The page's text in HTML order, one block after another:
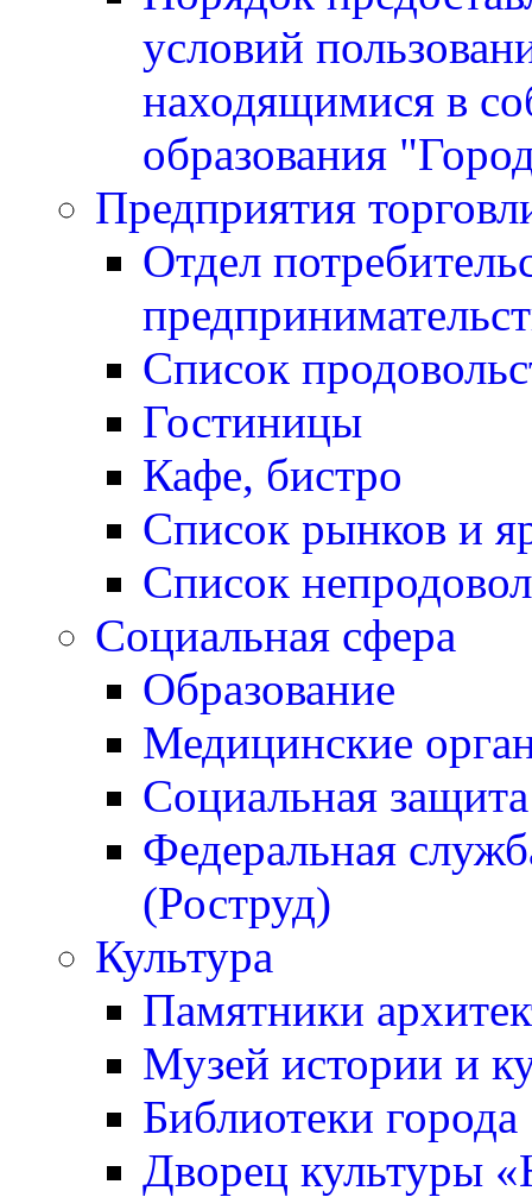
условий
находящимися в
образования
Предприятия
Отдел
Список
Гостиницы
Кафе, бистро
Cписок рынков и
Список
Социальная сфера
Образование
Медицинские
Социальная защита
Федеральная
(Роструд)
Культура
Памятники
Музей истории и
Библиотеки города
Дворец культуры